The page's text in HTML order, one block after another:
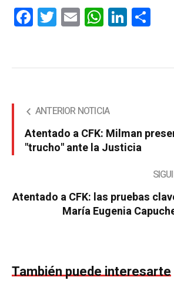
FacebookTwitterEmail WhatsAppLinkedIn
ANTERIOR NOTICIA
Atentado a CFK: Milman
"trucho" ante la Justicia
Atentado a CFK: las pruebas
María Eugenia
También puede interesarte